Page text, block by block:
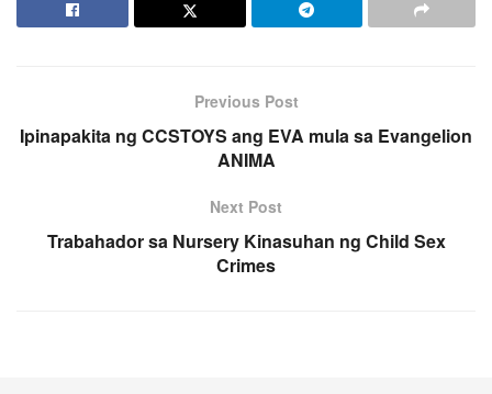
Previous Post
Ipinapakita ng CCSTOYS ang EVA mula sa Evangelion
ANIMA
Next Post
Trabahador sa Nursery Kinasuhan ng Child Sex
Crimes